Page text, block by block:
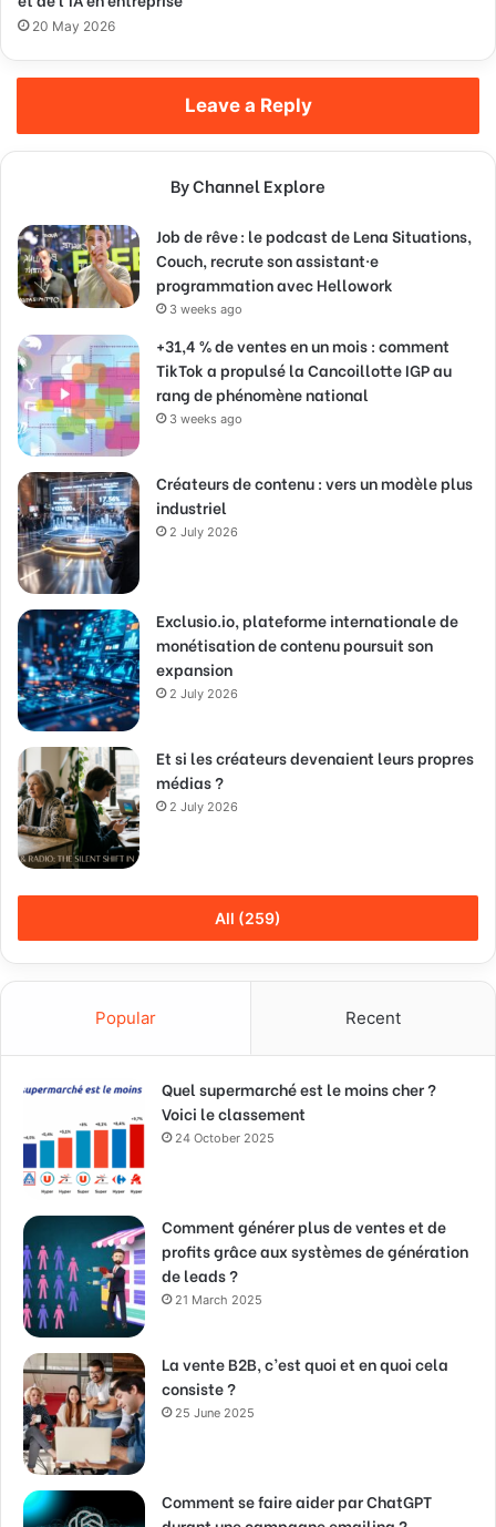
20 May 2026
Leave a Reply
By Channel Explore
Job de rêve : le podcast de Lena Situations,
Couch, recrute son assistant·e
programmation avec Hellowork
3 weeks ago
+31,4 % de ventes en un mois : comment
TikTok a propulsé la Cancoillotte IGP au
rang de phénomène national
3 weeks ago
Créateurs de contenu : vers un modèle plus
industriel
2 July 2026
Exclusio.io, plateforme internationale de
monétisation de contenu poursuit son
expansion
2 July 2026
Et si les créateurs devenaient leurs propres
médias ?
2 July 2026
All (259)
Popular Recent
Quel supermarché est le moins cher ?
Voici le classement
24 October 2025
Comment générer plus de ventes et de
profits grâce aux systèmes de génération
de leads ?
21 March 2025
La vente B2B, c’est quoi et en quoi cela
consiste ?
25 June 2025
Comment se faire aider par ChatGPT